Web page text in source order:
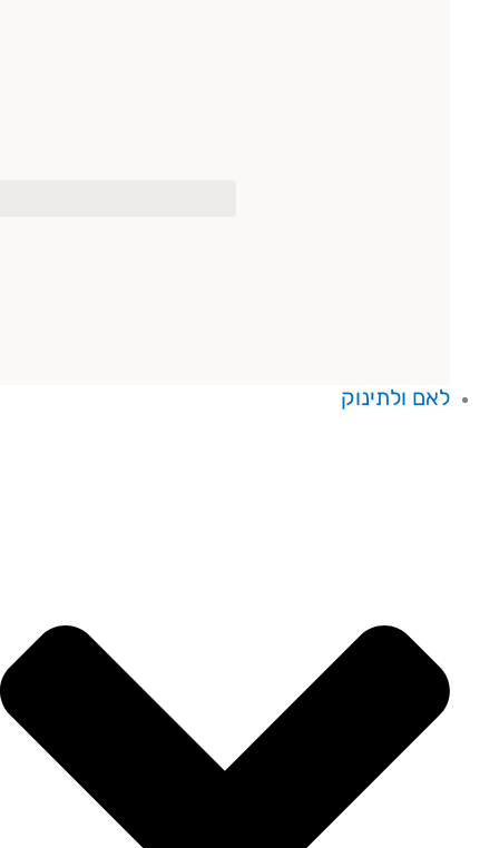
לאם ולתינוק